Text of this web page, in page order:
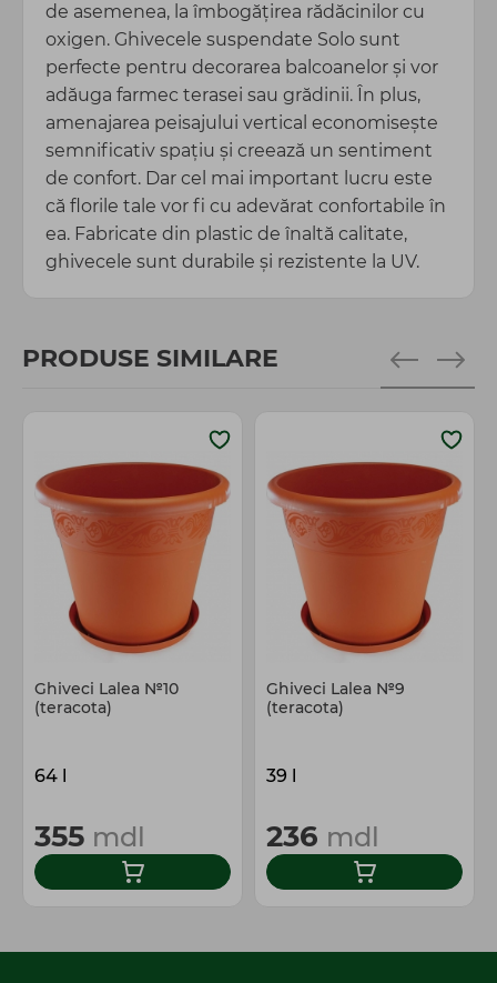
de asemenea, la îmbogățirea rădăcinilor cu
oxigen. Ghivecele suspendate Solo sunt
perfecte pentru decorarea balcoanelor și vor
adăuga farmec terasei sau grădinii. În plus,
amenajarea peisajului vertical economisește
semnificativ spațiu și creează un sentiment
de confort. Dar cel mai important lucru este
că florile tale vor fi cu adevărat confortabile în
ea. Fabricate din plastic de înaltă calitate,
ghivecele sunt durabile și rezistente la UV.
PRODUSE SIMILARE
Ghiveci Lalea №10
(teracota)
64 l
355 mdl
Ghiveci Lalea №9
(teracota)
39 l
236 mdl